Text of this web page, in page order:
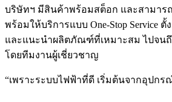
บริษัทฯ มีสินค้าพร้อมสต็อก และสามาร
พร้อมให้บริการแบบ One-Stop Service
และแนะนำผลิตภัณฑ์ที่เหมาะสม ไปจน
โดยทีมงานผู้เชี่ยวชาญ
“เพราะระบบไฟฟ้าที่ดี เริ่มต้นจากอุปกร